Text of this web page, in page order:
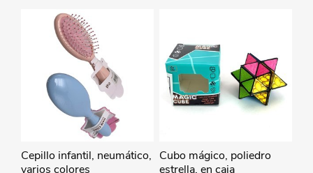
Cepillo infantil, neumático,
varios colores
Cubo mágico, poliedro
estrella, en caja